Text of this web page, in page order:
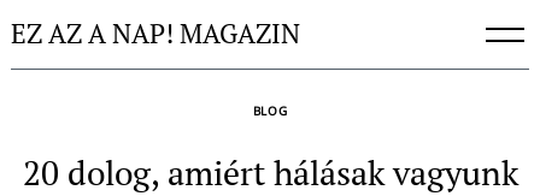
toEZ AZ A NAP! MAGAZIN
BLOG
20 dolog, amiért hálásak vagyunk